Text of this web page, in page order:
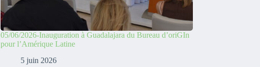
05/06/2026-Inauguration à Guadalajara du Bureau d’oriGIn
pour l’Amérique Latine
5 juin 2026